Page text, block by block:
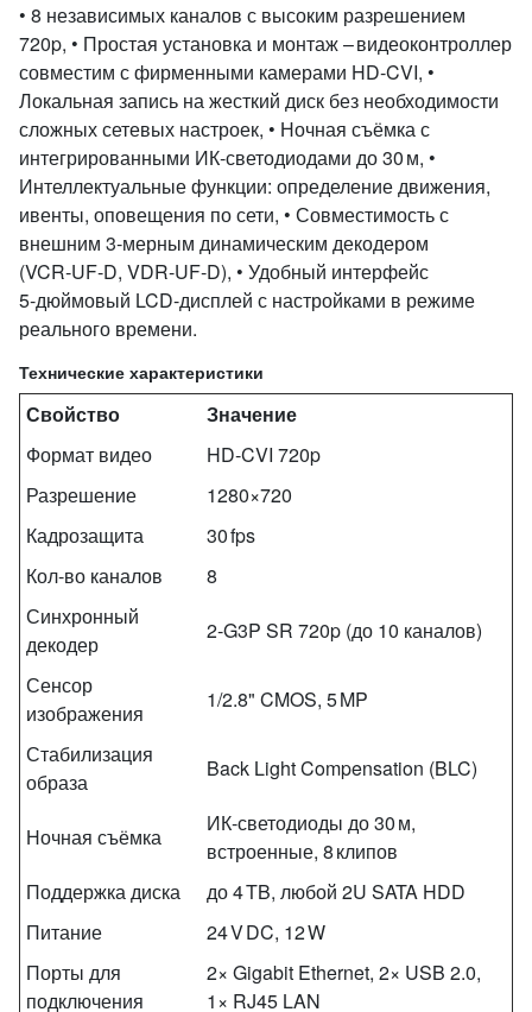
• 8 независимых каналов с высоким разрешением
720p, • Простая установка и монтаж – видеоконтроллер
совместим с фирменными камерами HD‑CVI, •
Локальная запись на жесткий диск без необходимости
сложных сетевых настроек, • Ночная съёмка с
интегрированными ИК‑светодиодами до 30 м, •
Интеллектуальные функции: определение движения,
ивенты, оповещения по сети, • Совместимость с
внешним 3‑мерным динамическим декодером
(VCR‑UF‑D, VDR‑UF‑D), • Удобный интерфейс
5‑дюймовый LCD-дисплей с настройками в режиме
реального времени.
Технические характеристики
Свойство
Значение
Формат видео
HD‑CVI 720p
Разрешение
1280×720
Кадрозащита
30 fps
Кол‑во каналов
8
Синхронный
декодер
2‑G3P SR 720p (до 10 каналов)
Сенсор
изображения
1/2.8" CMOS, 5 MP
Стабилизация
образа
Back Light Compensation (BLC)
Ночная съёмка
ИК‑светодиоды до 30 м,
встроенные, 8 клипов
Поддержка диска
до 4 TB, любой 2U SATA HDD
Питание
24 V DC, 12 W
Порты для
подключения
2× Gigabit Ethernet, 2× USB 2.0,
1× RJ45 LAN